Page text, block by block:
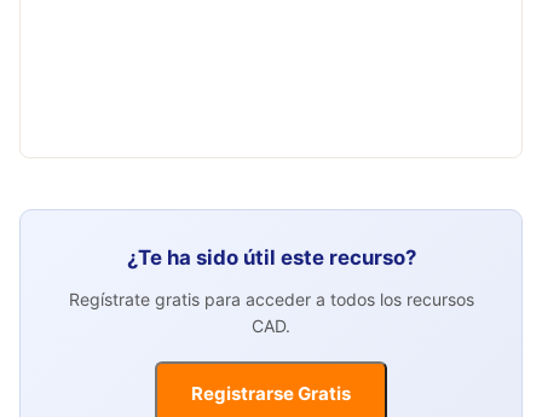
¿Te ha sido útil este recurso?
Regístrate gratis para acceder a todos los recursos
CAD.
Registrarse Gratis